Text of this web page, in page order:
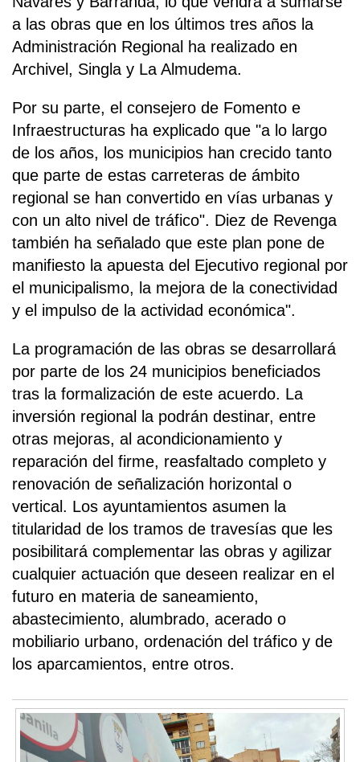
a las obras que en los últimos tres años la
Administración Regional ha realizado en
Archivel, Singla y La Almudema.
Por su parte, el consejero de Fomento e
Infraestructuras ha explicado que "a lo largo
de los años, los municipios han crecido tanto
que parte de estas carreteras de ámbito
regional se han convertido en vías urbanas y
con un alto nivel de tráfico". Diez de Revenga
también ha señalado que este plan pone de
manifiesto la apuesta del Ejecutivo regional por
el municipalismo, la mejora de la conectividad
y el impulso de la actividad económica".
La programación de las obras se desarrollará
por parte de los 24 municipios beneficiados
tras la formalización de este acuerdo. La
inversión regional la podrán destinar, entre
otras mejoras, al acondicionamiento y
reparación del firme, reasfaltado completo y
renovación de señalización horizontal o
vertical. Los ayuntamientos asumen la
titularidad de los tramos de travesías que les
posibilitará complementar las obras y agilizar
cualquier actuación que deseen realizar en el
futuro en materia de saneamiento,
abastecimiento, alumbrado, acerado o
mobiliario urbano, ordenación del tráfico y de
los aparcamientos, entre otros.